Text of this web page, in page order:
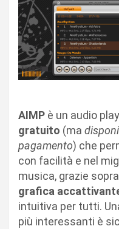
AIMP è un audio
gratuito (ma
pagamento) che
con facilità e nel
musica, grazie
grafica
intuitiva per tutti.
più interessanti è